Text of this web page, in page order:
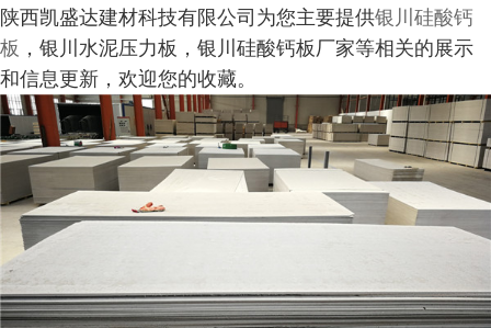
陕西凯盛达建材科技有限公司为您主要提供银川硅酸钙
板 ，银川水泥压力板，银川硅酸钙板厂家等相关的展示
和信息更新，欢迎您的收藏。